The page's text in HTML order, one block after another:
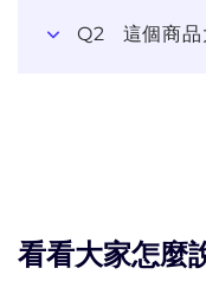
Q2 這個商品
看看大家怎麼